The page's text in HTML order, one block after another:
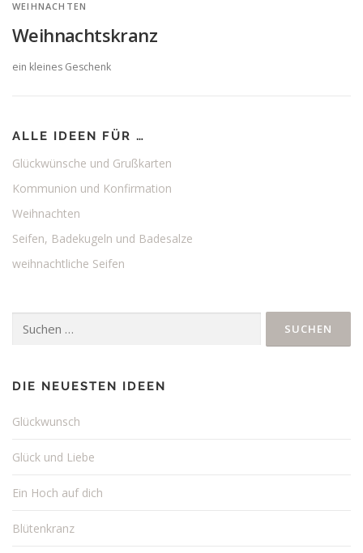
WEIHNACHTEN
Weihnachtskranz
ein kleines Geschenk
ALLE IDEEN FÜR …
Glückwünsche und Grußkarten
Kommunion und Konfirmation
Weihnachten
Seifen, Badekugeln und Badesalze
weihnachtliche Seifen
nach:
DIE NEUESTEN IDEEN
Glückwunsch
Glück und Liebe
Ein Hoch auf dich
Blütenkranz